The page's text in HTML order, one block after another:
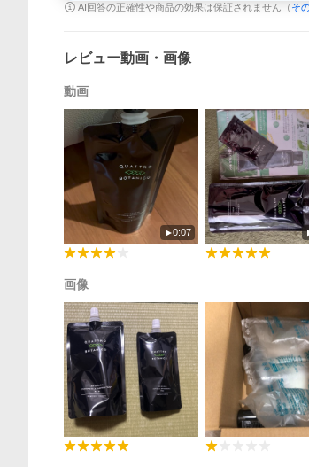
AI回答の正確性や商品の効果は保証されません（ そ
レビュー動画・画像
動画
0:07
画像